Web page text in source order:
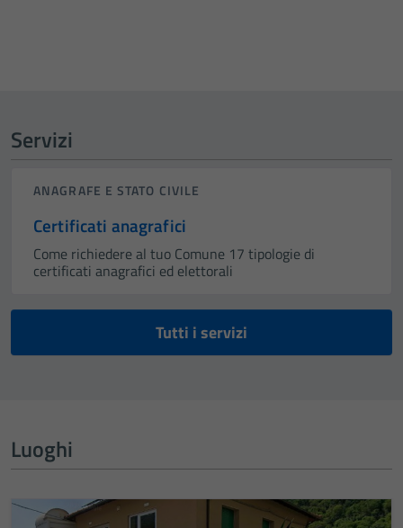
Servizi
ANAGRAFE E STATO CIVILE
Certificati anagrafici
Come richiedere al tuo Comune 17 tipologie di
certificati anagrafici ed elettorali
Tutti i servizi
Luoghi